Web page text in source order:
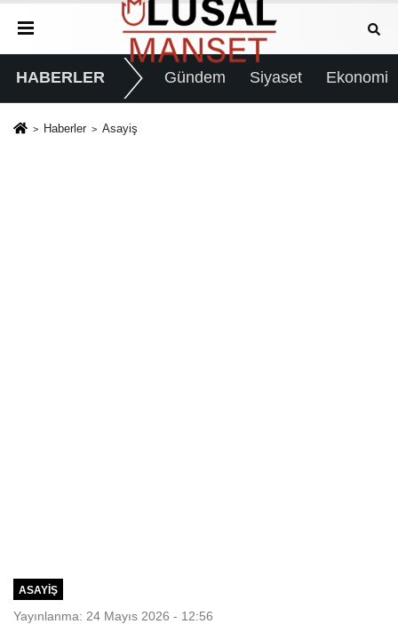
HABERLER Gündem Siyaset Ekonomi
Haberler Asayiş
ASAYIŞ
Yayınlanma: 24 Mayıs 2026 - 12:56